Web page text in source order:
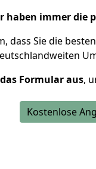
haben immer die
dass Sie die
Formular aus,
Kostenlose